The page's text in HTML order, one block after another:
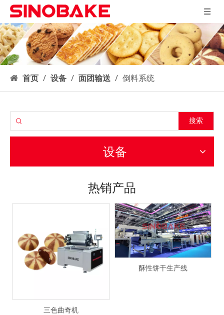
首页 / 设备 / 面团输送 / 倒料系统
搜索
设备
热销产品
三色曲奇机
酥性饼干生产线